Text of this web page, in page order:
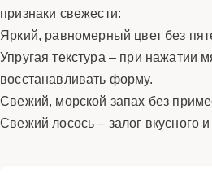
признаки свежести:
Яркий, равномерный цвет без
Упругая текстура – при нажатии
восстанавливать форму.
Свежий, морской запах без
Свежий лосось – залог вкусного